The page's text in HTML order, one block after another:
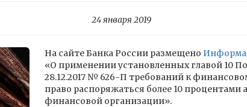
24 января 2019
На сайте Банка России размещено
«О применении установленных главой 10
28.12.2017 № 626-П требований к
право распоряжаться более 10
финансовой организации».